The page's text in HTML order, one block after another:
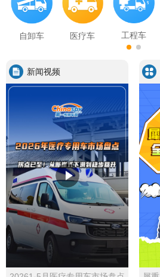
自卸车 医疗车 工程车
新闻视频